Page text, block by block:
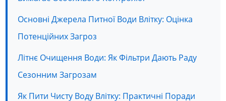
Основні Джерела Питної Води Влітку: Оцінка
Потенційних Загроз
Літнє Очищення Води: Як Фільтри Дають Раду
Сезонним Загрозам
Як Пити Чисту Воду Влітку: Практичні Поради